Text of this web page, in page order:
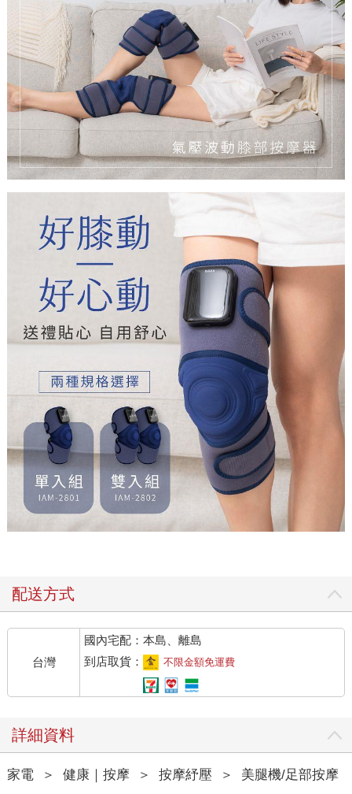
配送方式
台灣
國內宅配：本島、離島
到店取貨：
不限金額免運費
詳細資料
家電 ＞ 健康｜按摩 ＞ 按摩紓壓 ＞ 美腿機/足部按摩